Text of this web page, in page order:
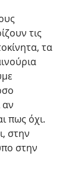
τις
τα
αν
πως όχι.
στην
στην